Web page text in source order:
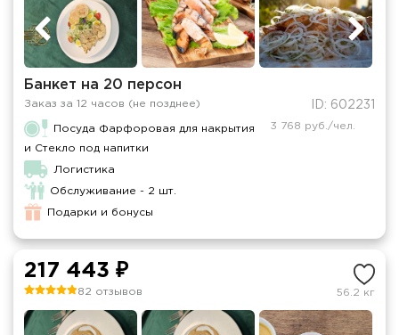
Банкет на 20 персон
Заказ за 12 часов (не позднее) ID: 602231
Посуда Фарфоровая для накрытия
и Стекло под напитки
Логистика
Обслуживание - 2 шт.
Подарки и бонусы
3 768 руб./чел.
217 443 ₽
82 отзывов 56.2 кг